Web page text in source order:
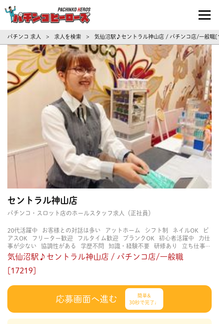
パチンコ求人・転職ならパチンコヒーロ
パチンコ 求人 > 求人を検索 > 気仙沼駅♪セントラル神山店 / パチンコ店/一般職
セントラル神山店
パチンコ・スロット店のホールスタッフ求人（正社員）
20代活躍中 お客様との対話は多い アットホーム シフト制 ネイルOK
ピ
アスOK
フリーター歓迎 フルタイム歓迎 ブランクOK 初心者活躍中
力仕
事が少ない
協調性がある 学歴不問 知識・経験不要 研修あり
立ち仕事
経験者・有資格者歓迎
茶髪OK 賑やかな職場 金髪OK 長く働ける
迎
髪色自由
気仙沼駅♪セントラル神山店 / パチンコ店/一般職
[17219]
応募画面へ進む
簡単&
30秒で完了♩